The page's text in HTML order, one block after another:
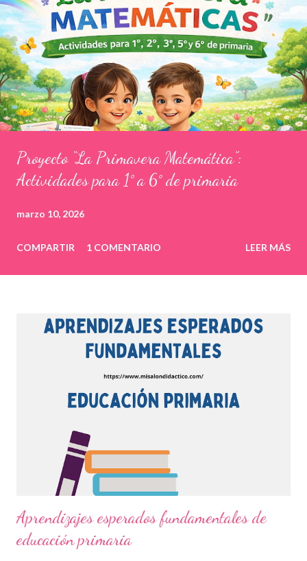
Proyecto “La Primavera Matemática”:
Actividades para 1° a 6° de primaria
marzo 10, 2026
COMPARTIR 1 COMENTARIO LEER MÁS
Aprendizajes esperados fundamentales de
educación primaria